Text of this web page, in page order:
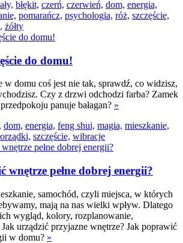
błękit, czerń, czerwień, dom, energia,
pomarańcz, psychologia, róż, szczęście,
żółty
do domu!
w domu coś jest nie tak, sprawdź, co widzisz,
Czy z drzwi odchodzi farba? Zamek
panuje bałagan? »
dom, energia, feng shui, magia, mieszkanie,
szczęście, wibracje
wnętrze pełne dobrej energii?
samochód, czyli miejsca, w których
mają na nas wielki wpływ. Dlatego
wygląd, kolory, rozplanowanie,
urządzić przyjazne wnętrze? Jak poprawić
w domu? »